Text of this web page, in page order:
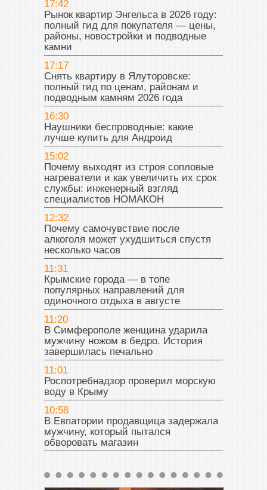
17:42
Рынок квартир Энгельса в 2026 году:
полный гид для покупателя — цены,
районы, новостройки и подводные
камни
17:17
Снять квартиру в Ялуторовске:
полный гид по ценам, районам и
подводным камням 2026 года
16:30
Наушники беспроводные: какие
лучше купить для Андроид
15:02
Почему выходят из строя сопловые
нагреватели и как увеличить их срок
службы: инженерный взгляд
специалистов НОМАКОН
12:32
Почему самочувствие после
алкоголя может ухудшиться спустя
несколько часов
11:31
Крымские города — в топе
популярных направлений для
одиночного отдыха в августе
11:20
В Симферополе женщина ударила
мужчину ножом в бедро. История
завершилась печально
11:01
Роспотребнадзор проверил морскую
воду в Крыму
10:58
В Евпатории продавщица задержала
мужчину, который пытался
обворовать магазин